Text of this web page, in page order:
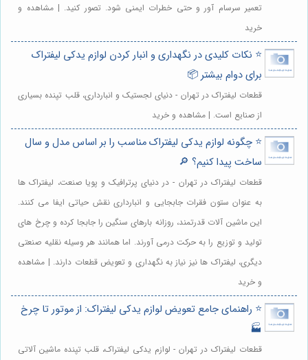
تعمیر سرسام آور و حتی خطرات ایمنی شود. تصور کنید. | مشاهده و
خرید
⭐️ نکات کلیدی در نگهداری و انبار کردن لوازم یدکی لیفتراک
برای دوام بیشتر 📦
قطعات لیفتراک در تهران - دنیای لجستیک و انبارداری، قلب تپنده بسیاری
از صنایع است. | مشاهده و خرید
⭐️ چگونه لوازم یدکی لیفتراک مناسب را بر اساس مدل و سال
ساخت پیدا کنیم؟ 🔎
قطعات لیفتراک در تهران - در دنیای پرترافیک و پویا صنعت، لیفتراک ها
به عنوان ستون فقرات جابجایی و انبارداری نقش حیاتی ایفا می کنند.
این ماشین آلات قدرتمند، روزانه بارهای سنگین را جابجا کرده و چرخ های
تولید و توزیع را به حرکت درمی آورند. اما همانند هر وسیله نقلیه صنعتی
دیگری، لیفتراک ها نیز نیاز به نگهداری و تعویض قطعات دارند. | مشاهده
و خرید
⭐️ راهنمای جامع تعویض لوازم یدکی لیفتراک: از موتور تا چرخ
🏭
قطعات لیفتراک در تهران - لوازم یدکی لیفتراک، قلب تپنده ماشین آلاتی